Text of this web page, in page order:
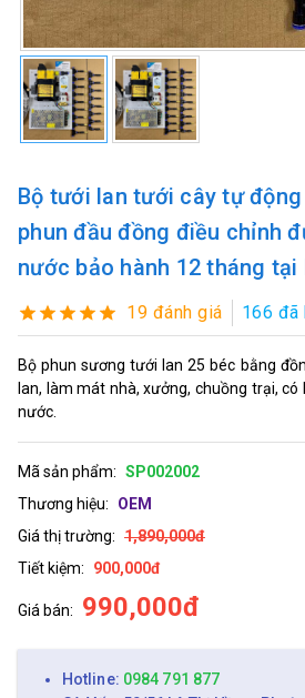
Bộ tưới lan tưới cây tự
phun đầu đồng điều chỉnh
nước bảo hành 12 tháng tại
19 đánh giá 166 đã
Bộ phun sương tưới lan 25 béc bằng
lan, làm mát nhà, xưởng, chuồng trại,
nước.
Mã sản phẩm: SP002002
Thương hiệu:
OEM
Giá thị trường: 1,890,000đ
Tiết kiệm:
900,000đ
Giá bán: 990,000đ
Hotline: 0984 791 877